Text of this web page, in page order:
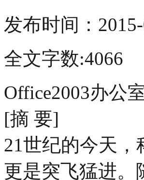
发布时间：
全文字数:4066
Office2003办公
[摘 要]
21世纪的今天
更是突飞猛进。